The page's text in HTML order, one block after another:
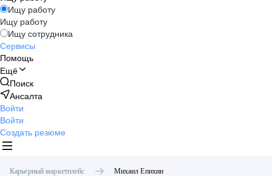
Ищу работу
Ищу работу
Ищу сотрудника
Сервисы
Помощь
Ещё
Поиск
Ансалта
Войти
Войти
Создать резюме
Карьерный маркетплейс Михаил Епихин